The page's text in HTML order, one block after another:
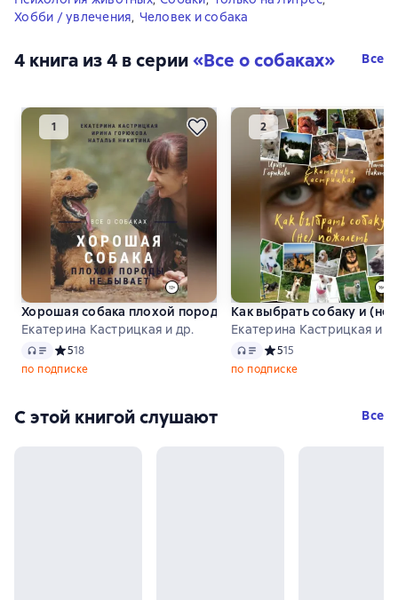
Хобби / увлечения, Человек и собака
4 книга из 4 в серии«Все о собаках» Все
Хорошая собака плохой породы не бывает
Екатерина Кастрицкая и др.
Аудио Средний рейтинг 5 на основе 18 оценок
518
по подписке
Как выбрать собаку и
Екатерина Кастрицкая и
Аудио Средний рейтинг 5 на
515
по подписке
С этой книгой слушают Все